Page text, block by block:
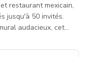
restaurant mexicain,
jusqu'à 50 invités.
audacieux, cet